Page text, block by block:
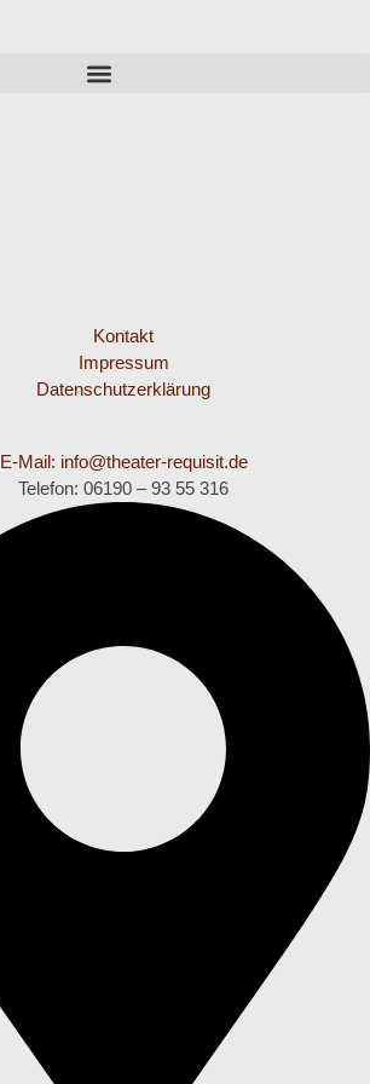
Kontakt
Impressum
Datenschutzerklärung
E-Mail: info@theater-requisit.de
Telefon: 06190 – 93 55 316